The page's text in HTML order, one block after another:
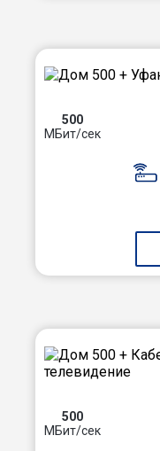
500
МБит/сек
500
МБит/сек